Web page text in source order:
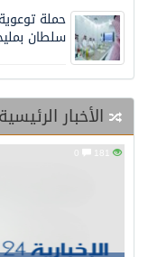
حملة
سلطان
الأخبار الرئيسية